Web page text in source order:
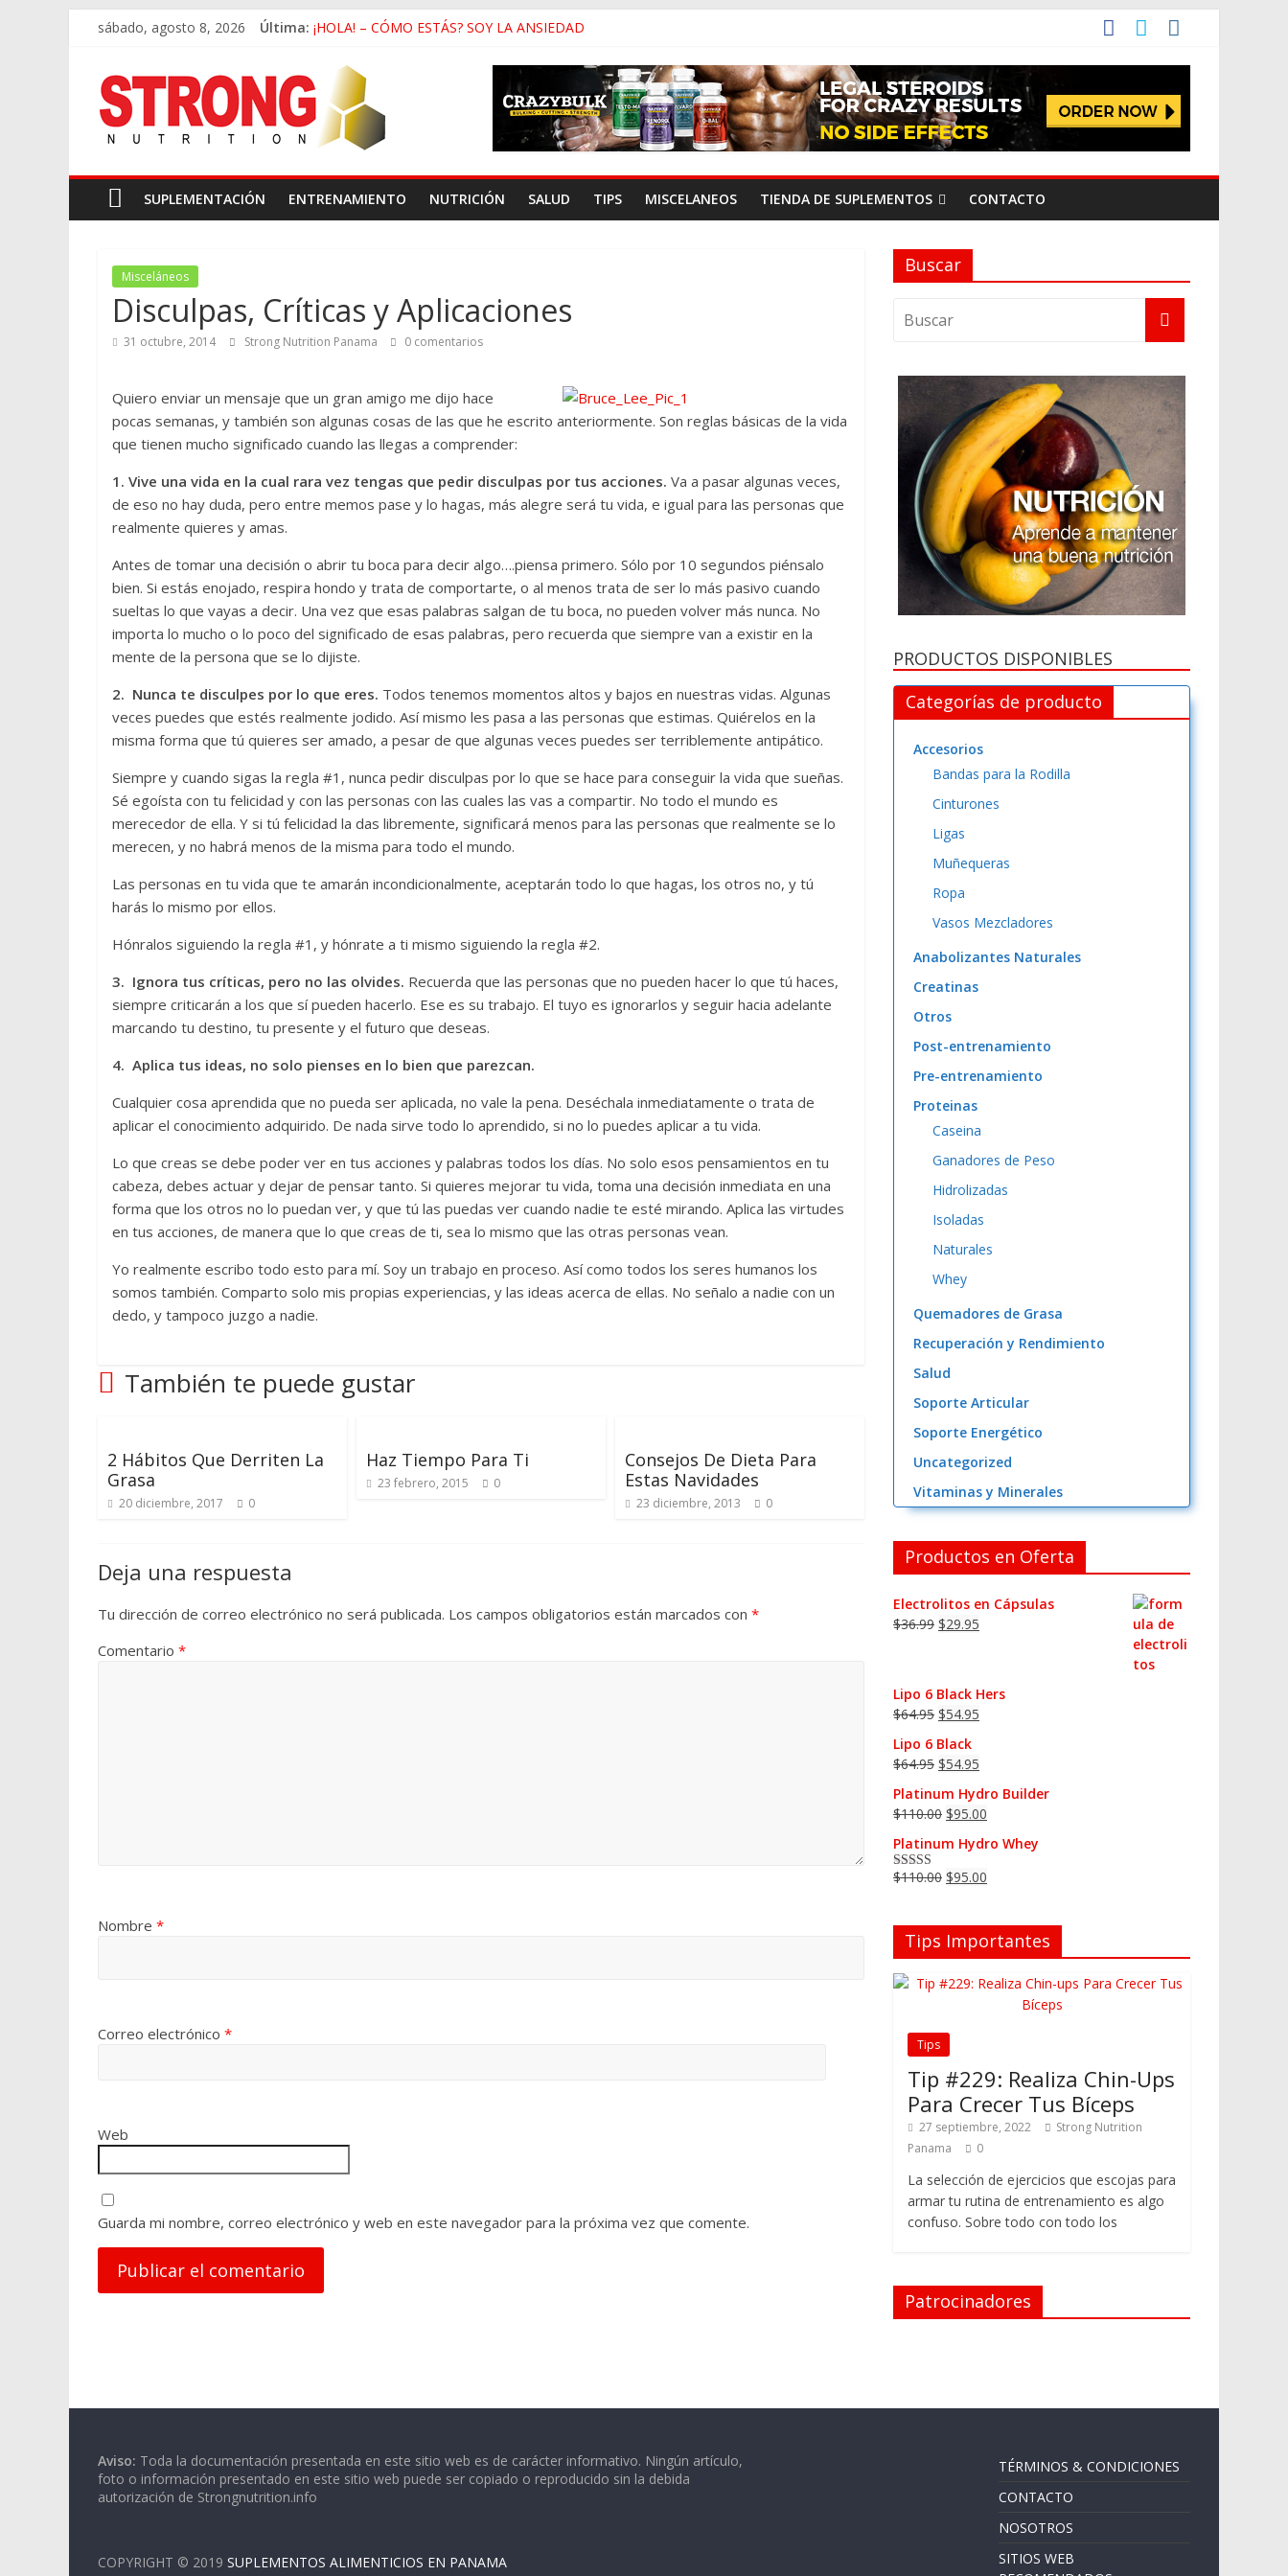
sábado, agosto 8, 2026 Última: ¡HOLA! – CÓMO ESTÁS? SOY LA ANSIEDAD
Beneficios de Caminar En Vez de Correr
La Falsa Ideología de Género y Su Antropología
Rutina de Alta Intensidad Para Músculo en las Pantorrillas
SUPLEMENTACIÓN ENTRENAMIENTO NUTRICIÓN SALUD TIPS MISCELANEOS TIENDA DE SUPLEMENTOS CONTACTO
Misceláneos
Disculpas, Críticas y Aplicaciones
31 octubre, 2014 Strong Nutrition Panama 0 comentarios
Quiero enviar un mensaje que un gran amigo me dijo hace
pocas semanas, y también son algunas cosas de las que he escrito anteriormente. Son reglas básicas de la vida
que tienen mucho significado cuando las llegas a comprender:
1. Vive una vida en la cual rara vez tengas que pedir disculpas por tus acciones. Va a pasar algunas veces,
de eso no hay duda, pero entre memos pase y lo hagas, más alegre será tu vida, e igual para las personas que
realmente quieres y amas.
Antes de tomar una decisión o abrir tu boca para decir algo….piensa primero. Sólo por 10 segundos piénsalo
bien. Si estás enojado, respira hondo y trata de comportarte, o al menos trata de ser lo más pasivo cuando
sueltas lo que vayas a decir. Una vez que esas palabras salgan de tu boca, no pueden volver más nunca. No
importa lo mucho o lo poco del significado de esas palabras, pero recuerda que siempre van a existir en la
mente de la persona que se lo dijiste.
2. Nunca te disculpes por lo que eres. Todos tenemos momentos altos y bajos en nuestras vidas. Algunas
veces puedes que estés realmente jodido. Así mismo les pasa a las personas que estimas. Quiérelos en la
misma forma que tú quieres ser amado, a pesar de que algunas veces puedes ser terriblemente antipático.
Siempre y cuando sigas la regla #1, nunca pedir disculpas por lo que se hace para conseguir la vida que sueñas.
Sé egoísta con tu felicidad y con las personas con las cuales las vas a compartir. No todo el mundo es
merecedor de ella. Y si tú felicidad la das libremente, significará menos para las personas que realmente se lo
merecen, y no habrá menos de la misma para todo el mundo.
Las personas en tu vida que te amarán incondicionalmente, aceptarán todo lo que hagas, los otros no, y tú
harás lo mismo por ellos.
Hónralos siguiendo la regla #1, y hónrate a ti mismo siguiendo la regla #2.
3. Ignora tus críticas, pero no las olvides. Recuerda que las personas que no pueden hacer lo que tú haces,
siempre criticarán a los que sí pueden hacerlo. Ese es su trabajo. El tuyo es ignorarlos y seguir hacia adelante
marcando tu destino, tu presente y el futuro que deseas.
4. Aplica tus ideas, no solo pienses en lo bien que parezcan.
Cualquier cosa aprendida que no pueda ser aplicada, no vale la pena. Deséchala inmediatamente o trata de
aplicar el conocimiento adquirido. De nada sirve todo lo aprendido, si no lo puedes aplicar a tu vida.
Lo que creas se debe poder ver en tus acciones y palabras todos los días. No solo esos pensamientos en tu
cabeza, debes actuar y dejar de pensar tanto. Si quieres mejorar tu vida, toma una decisión inmediata en una
forma que los otros no lo puedan ver, y que tú las puedas ver cuando nadie te esté mirando. Aplica las virtudes
en tus acciones, de manera que lo que creas de ti, sea lo mismo que las otras personas vean.
Yo realmente escribo todo esto para mí. Soy un trabajo en proceso. Así como todos los seres humanos los
somos también. Comparto solo mis propias experiencias, y las ideas acerca de ellas. No señalo a nadie con un
dedo, y tampoco juzgo a nadie.
También te puede gustar
2 Hábitos Que Derriten La
Grasa
20 diciembre, 2017 0
Haz Tiempo Para Ti
23 febrero, 2015 0
Consejos De Dieta Para
Estas Navidades
23 diciembre, 2013 0
Deja una respuesta
Tu dirección de correo electrónico no será publicada. Los campos obligatorios están marcados con *
Comentario *
Nombre *
Correo electrónico *
Web
Guarda mi nombre, correo electrónico y web en este navegador para la próxima vez que comente.
n
a
t
v
Buscar
PRODUCTOS DISPONIBLES
Categorías de producto
Accesorios
Bandas para la Rodilla
Cinturones
Ligas
Muñequeras
Ropa
Vasos Mezcladores
Anabolizantes Naturales
Creatinas
Otros
Post-entrenamiento
Pre-entrenamiento
Proteinas
Caseina
Ganadores de Peso
Hidrolizadas
Isoladas
Naturales
Whey
Quemadores de Grasa
Recuperación y Rendimiento
Salud
Soporte Articular
Soporte Energético
Uncategorized
Vitaminas y Minerales
Productos en Oferta
Electrolitos en Cápsulas
$36.99 $29.95
Lipo 6 Black Hers
$64.95 $54.95
Lipo 6 Black
$64.95 $54.95
Platinum Hydro Builder
$110.00 $95.00
Platinum Hydro Whey
Valorado en
$110.00 $95.00
Tips Importantes
Tips
Tip #229: Realiza Chin-Ups
Para Crecer Tus Bíceps
27 septiembre, 2022
Strong Nutrition
Panama
0
La selección de ejercicios que escojas para
armar tu rutina de entrenamiento es algo
confuso. Sobre todo con todo los
Patrocinadores
Aviso: Toda la documentación presentada en este sitio web es de carácter informativo. Ningún artículo,
foto o información presentado en este sitio web puede ser copiado o reproducido sin la debida
autorización de Strongnutrition.info
COPYRIGHT © 2019 SUPLEMENTOS ALIMENTICIOS EN PANAMA
TÉRMINOS & CONDICIONES
CONTACTO
NOSOTROS
SITIOS WEB